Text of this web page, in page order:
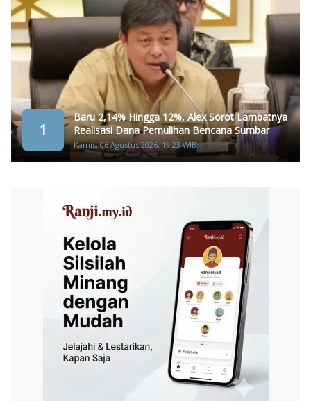
1
Baru 2,14% Hingga 12%, Alex Sorot Lambatnya
Realisasi Dana Pemulihan Bencana Sumbar
Kamis, 06 Agustus 2026, 19:23 WIB